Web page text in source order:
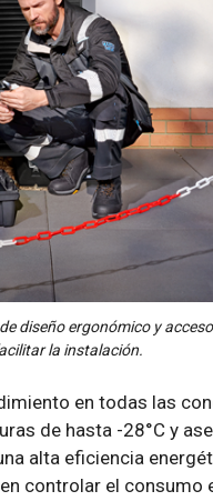
diseño ergonómico y
la instalación.
en todas las
de hasta -28°C y
alta eficiencia
controlar el consumo